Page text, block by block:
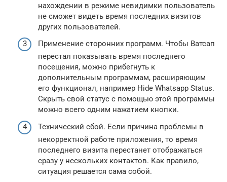
нахождении в режиме невидимки пользователь
не сможет видеть время последних визитов
других пользователей.
Применение сторонних программ. Чтобы Ватсап
перестал показывать время последнего
посещения, можно прибегнуть к
дополнительным программам, расширяющим
его функционал, например Hide Whatsapp Status.
Скрыть свой статус с помощью этой программы
можно всего одним нажатием кнопки.
Технический сбой. Если причина проблемы в
некорректной работе приложения, то время
последнего визита перестанет отображаться
сразу у нескольких контактов. Как правило,
ситуация решается сама собой.